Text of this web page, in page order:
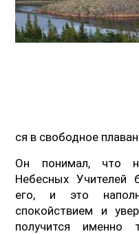
ся в свободное
Он понимал, что
Небесных Учителей
его, и это
спокойствием и
получится